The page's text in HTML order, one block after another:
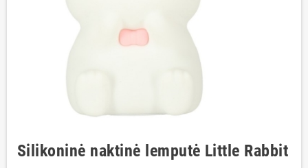
Silikoninė naktinė lemputė Little Rabbit